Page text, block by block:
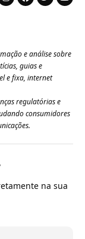
e análise sobre
guias e
e fixa, internet
regulatórias e
consumidores
na sua